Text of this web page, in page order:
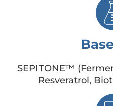
SEPITONE™
Resveratrol,